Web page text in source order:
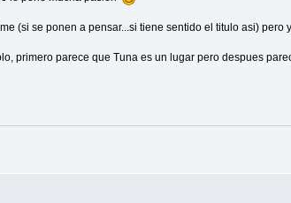
(si se ponen a pensar...si tiene sentido el titulo asi)
primero parece que Tuna es un lugar pero despues